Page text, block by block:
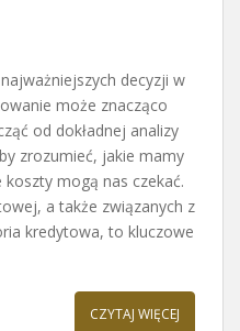
decyzji w
może znacząco
od dokładnej analizy
zrozumieć, jakie mamy
mogą nas czekać.
a także związanych z
kredytowa, to kluczowe
CZYTAJ WIĘCEJ